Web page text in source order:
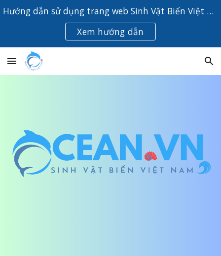
Skip to main content Skip to navigation
Hướng dẫn sử dụng trang web Sinh Vật Biển Việt Nam
Xem hướng dẫn